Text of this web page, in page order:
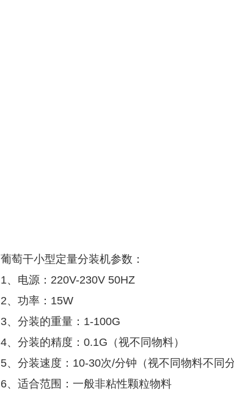
葡萄干小型定量分装机参数：
1、电源：220V-230V 50HZ
2、功率：15W
3、分装的重量：1-100G
4、分装的精度：0.1G（视不同物料）
5、分装速度：10-30次/分钟（视不同物料不同分
6、适合范围：一般非粘性颗粒物料